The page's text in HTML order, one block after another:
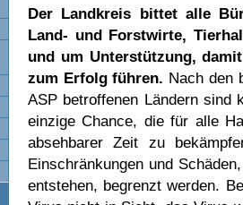
Der Landkreis bittet alle
Land- und Forstwirte,
und um Unterstützung,
zum Erfolg führen. Nach den
ASP betroffenen Ländern sind
einzige Chance, die für alle
absehbarer Zeit zu
Einschränkungen und
entstehen, begrenzt werden.